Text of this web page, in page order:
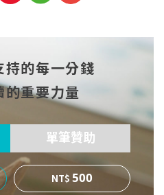
博 的每一分錢
重要力量
單筆贊助
500